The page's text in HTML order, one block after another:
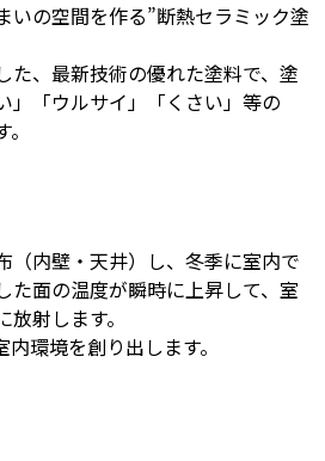
いの空間を作る”断熱セラミック塗
た、最新技術の優れた塗料で、塗
」「ウルサイ」「くさい」等の
（内壁・天井）し、冬季に室内で
た面の温度が瞬時に上昇して、室
射します。
環境を創り出します。